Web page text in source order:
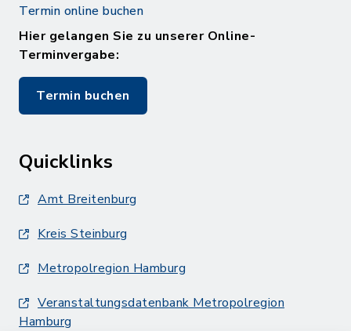
Termin online buchen
Hier gelangen Sie zu unserer Online-
Terminvergabe:
Termin buchen
Quicklinks
Amt Breitenburg
Kreis Steinburg
Metropolregion Hamburg
Veranstaltungsdatenbank Metropolregion
Hamburg